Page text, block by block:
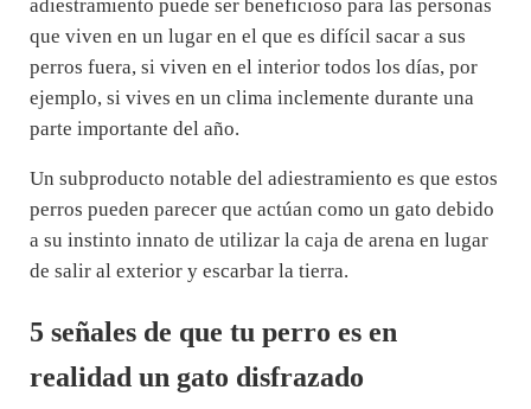
adiestramiento puede ser beneficioso para las personas
que viven en un lugar en el que es difícil sacar a sus
perros fuera, si viven en el interior todos los días, por
ejemplo, si vives en un clima inclemente durante una
parte importante del año.
Un subproducto notable del adiestramiento es que estos
perros pueden parecer que actúan como un gato debido
a su instinto innato de utilizar la caja de arena en lugar
de salir al exterior y escarbar la tierra.
5 señales de que tu perro es en
realidad un gato disfrazado